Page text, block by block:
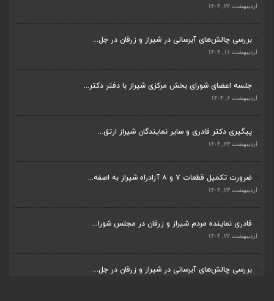
اردیبهشت ۲۲, ۱۴۰۴
بررسی چالش‌های آبرسانی در شیراز و زرقان در جل...
اردیبهشت ۱۱, ۱۴۰۴
جلسه اعضای شورای بخش مرکزی شیراز با دفتر دکتر...
اردیبهشت ۶, ۱۴۰۴
پیگیری دکتر قادری و سایر نمایندگان شیراز ارتق...
اردیبهشت ۲۳, ۱۴۰۴
ضرورت تکمیل قطعات ۷ و ۸ آزادراه شیراز به اصفه...
اردیبهشت ۲۳, ۱۴۰۴
قادری نماینده مردم شیراز و زرقان در مجلس شورا...
اردیبهشت ۲۲, ۱۴۰۴
بررسی چالش‌های آبرسانی در شیراز و زرقان در جل...